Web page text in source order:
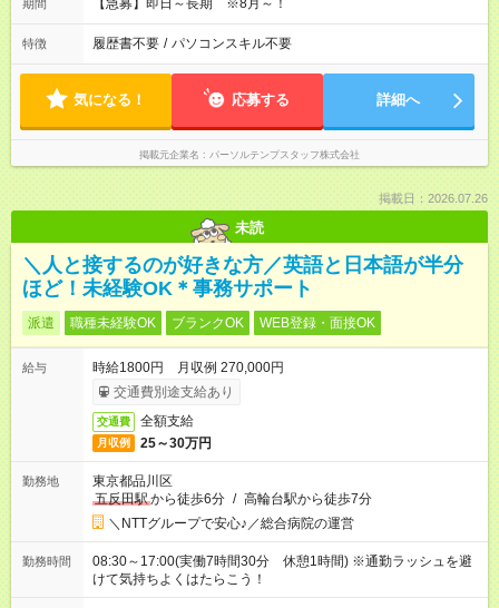
期間 【急募】即日～長期 ※8月～！
特徴 履歴書不要 / パソコンスキル不要
気になる！ 応募する 詳細へ
掲載元企業名 パーソルテンプスタッフ株式会社
掲載日：2026.07.26
未読
＼人と接するのが好きな方／英語と日本語が半分
ほど！未経験OK＊事務サポート
派遣 職種未経験OK ブランクOK WEB登録・面接OK
給与
時給1800円 月収例 270,000円
交通費別途支給あり
交通費 全額支給
月収例 25～30万円
勤務地
東京都品川区
五反田駅から徒歩6分 / 高輪台駅から徒歩7分
＼NTTグループで安心♪／総合病院の運営
勤務時間
08:30～17:00(実働7時間30分 休憩1時間) ※通勤ラッシュを避
けて気持ちよくはたらこう！